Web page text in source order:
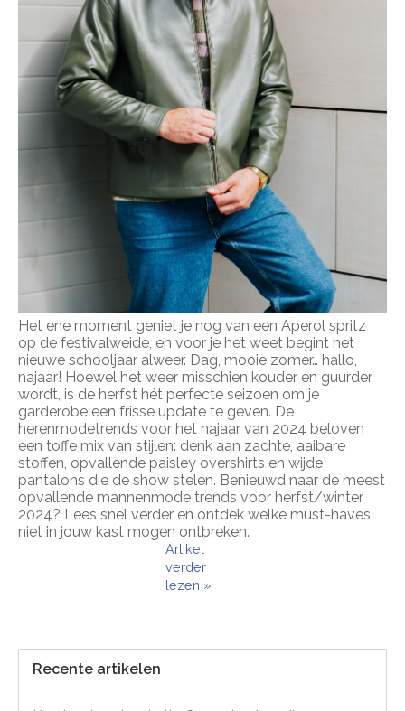
Het ene moment geniet je nog van een Aperol spritz
op de festivalweide, en voor je het weet begint het
nieuwe schooljaar alweer. Dag, mooie zomer… hallo,
najaar! Hoewel het weer misschien kouder en guurder
wordt, is de herfst hét perfecte seizoen om je
garderobe een frisse update te geven. De
herenmodetrends voor het najaar van 2024 beloven
een toffe mix van stijlen: denk aan zachte, aaibare
stoffen, opvallende paisley overshirts en wijde
pantalons die de show stelen. Benieuwd naar de meest
opvallende mannenmode trends voor herfst/winter
2024? Lees snel verder en ontdek welke must-haves
niet in jouw kast mogen ontbreken.
Artikel
verder
lezen »
Recente artikelen